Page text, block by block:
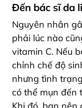
Đến bác sĩ da
Nguyên nhân
phải lúc nào
vitamin C. Nếu
chỉnh chế độ
nhưng tình
có thể mụn đến